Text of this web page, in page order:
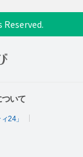
Reserved.